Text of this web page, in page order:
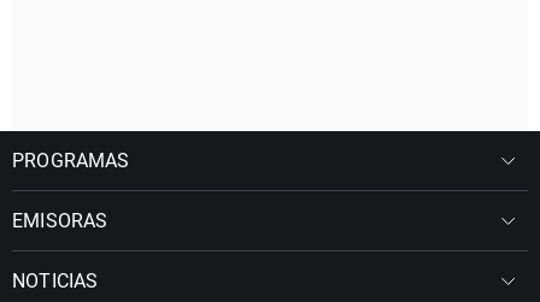
PROGRAMAS
EMISORAS
NOTICIAS